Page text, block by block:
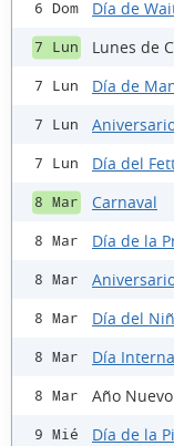
6 Dom Día de
7 Lun Lunes de
7 Lun Día de
7 Lun
7 Lun Día del
8 Mar Carnaval
8 Mar Día de la
8 Mar
8 Mar Día del
8 Mar Día
8 Mar Año
9 Mié Día de la